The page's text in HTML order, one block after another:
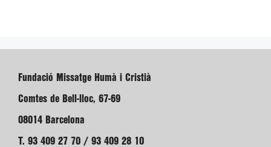
Fundació Missatge Humà i Cristià
Comtes de Bell-lloc, 67-69
08014 Barcelona
T. 93 409 27 70 / 93 409 28 10